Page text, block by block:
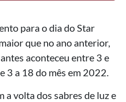
para o dia do Star
que no ano anterior,
aconteceu entre 3 e
3 a 18 do mês em 2022.
a volta dos sabres de luz e